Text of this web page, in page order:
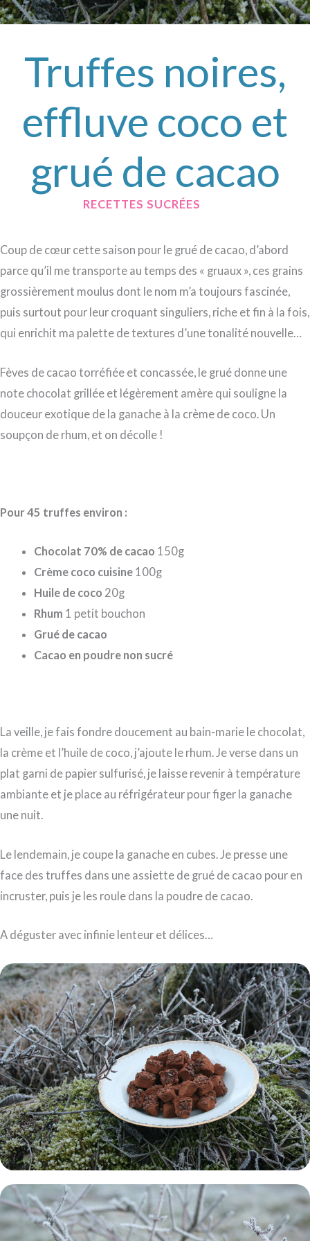
Truffes noires,
effluve coco et
grué de cacao
RECETTES SUCRÉES
Coup de cœur cette saison pour le grué de cacao, d’abord
parce qu’il me transporte au temps des « gruaux », ces grains
grossièrement moulus dont le nom m’a toujours fascinée,
puis surtout pour leur croquant singuliers, riche et fin à la fois,
qui enrichit ma palette de textures d’une tonalité nouvelle…
Fèves de cacao torréfiée et concassée, le grué donne une
note chocolat grillée et légèrement amère qui souligne la
douceur exotique de la ganache à la crème de coco. Un
soupçon de rhum, et on décolle !
Pour 45 truffes environ :
Chocolat 70% de cacao 150g
Crème coco cuisine 100g
Huile de coco 20g
Rhum 1 petit bouchon
Grué de cacao
Cacao en poudre non sucré
La veille, je fais fondre doucement au bain-marie le chocolat,
la crème et l’huile de coco, j’ajoute le rhum. Je verse dans un
plat garni de papier sulfurisé, je laisse revenir à température
ambiante et je place au réfrigérateur pour figer la ganache
une nuit.
Le lendemain, je coupe la ganache en cubes. Je presse une
face des truffes dans une assiette de grué de cacao pour en
incruster, puis je les roule dans la poudre de cacao.
A déguster avec infinie lenteur et délices…